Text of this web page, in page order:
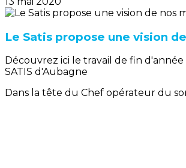
Le Satis propose une vision
Découvrez ici le travail de fin d'année
SATIS d'Aubagne
Dans la tête du Chef opérateur du